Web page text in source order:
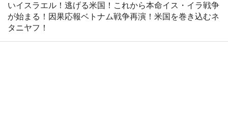
いイスラエル！逃げる米国！これから本命イス・イラ戦争
が始まる！因果応報ベトナム戦争再演！米国を巻き込むネ
タニヤフ！